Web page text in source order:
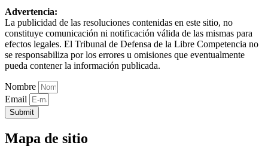
Advertencia:
La publicidad de las resoluciones contenidas en este sitio, no
constituye comunicación ni notificación válida de las mismas para
efectos legales. El Tribunal de Defensa de la Libre Competencia no
se responsabiliza por los errores u omisiones que eventualmente
pueda contener la información publicada.
Nombre
Email
Submit
Mapa de sitio